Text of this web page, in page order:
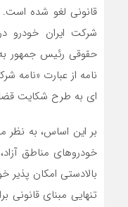
قانونی لغو شده است.
شرکت ایران خودرو
حقوقی رئیس جمهور
نامه از عبارت «نامه
ای به طرح شکایت
بر این اساس، به نظر
خودروهای مناطق
بالادستی امکان پذیر
تنهایی مبنای